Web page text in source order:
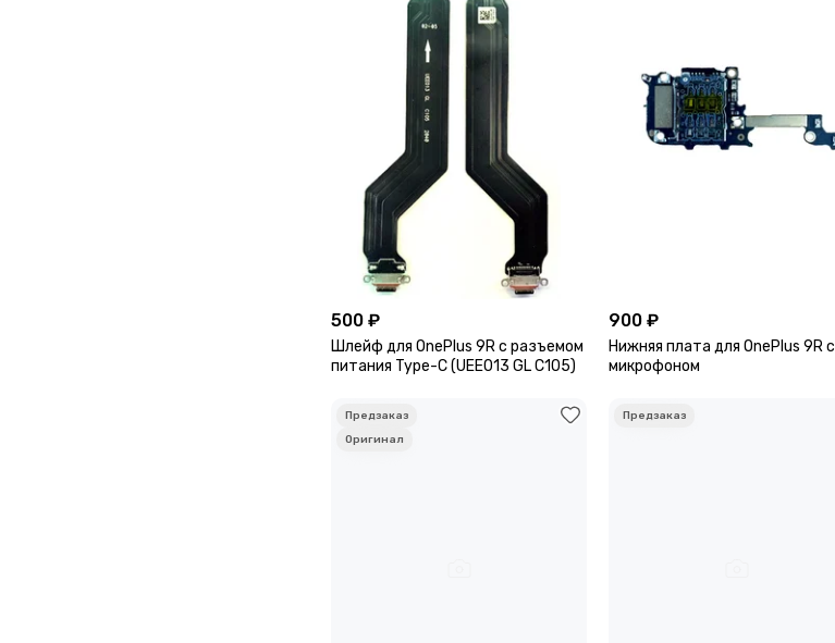
500 ₽
Шлейф для OnePlus 9R с разъемом
питания Type-C (UEE013 GL C105)
900 ₽
Нижняя плата для OnePlus 9R с
микрофоном